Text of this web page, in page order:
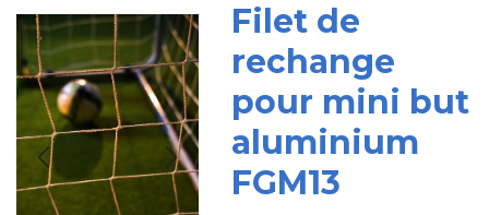
Filet de
rechange
pour mini but
aluminium
FGM13